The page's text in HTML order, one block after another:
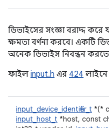
ডিভাইসের সংজ্ঞা বরাদ্দ
ক্ষমতা বর্ণনা করবে। একটি
অনেক ডিভাইস নিবন্ধন করতে
ফাইল input.h এর 424 লাইনে
input_device_identifier_t *(*
input_host_t *host, const